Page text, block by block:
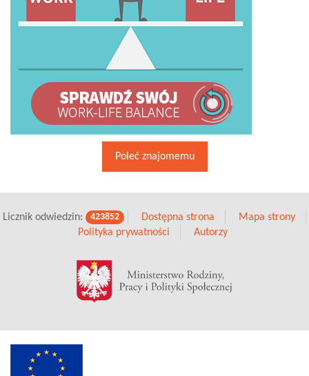
Poleć znajomemu
Licznik odwiedzin: 423852 Dostępna strona
Mapa strony
Polityka prywatności
Autorzy